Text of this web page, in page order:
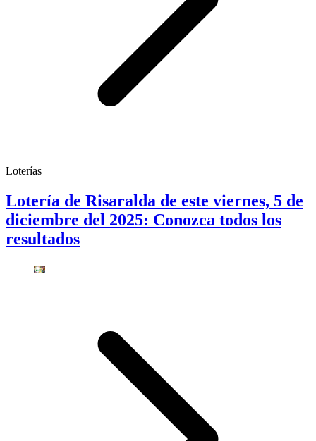
Loterías
Lotería de Risaralda de este viernes, 5 de
diciembre del 2025: Conozca todos los
resultados